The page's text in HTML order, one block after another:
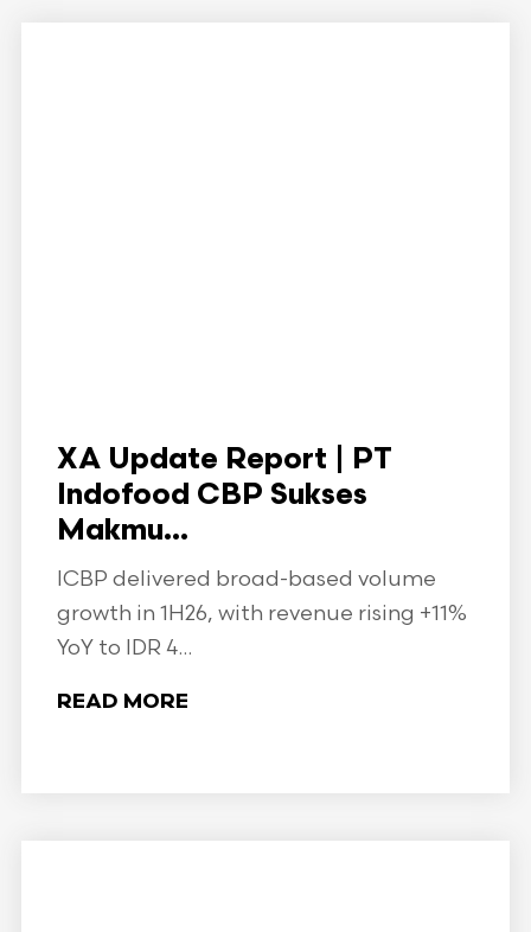
XA Update Report | PT
Indofood CBP Sukses
Makmu...
ICBP delivered broad-based volume
growth in 1H26, with revenue rising +11%
YoY to IDR 4...
READ MORE